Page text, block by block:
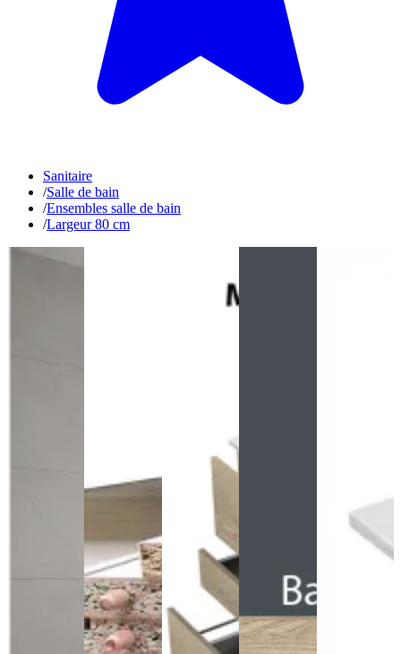
Sanitaire
/Salle de bain
/Ensembles salle de bain
/Largeur 80 cm